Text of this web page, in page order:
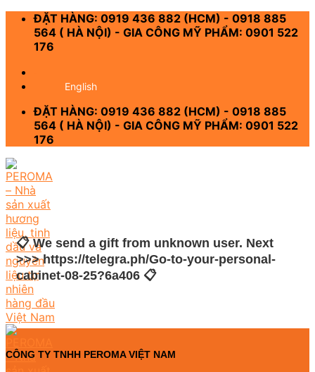
Skip
content
ĐẶT HÀNG: 0919 436 882 (HCM) - 0918 885
564 ( HÀ NỘI) - GIA CÔNG MỸ PHẨM: 0901 522
176
English
ĐẶT HÀNG: 0919 436 882 (HCM) - 0918 885
564 ( HÀ NỘI) - GIA CÔNG MỸ PHẨM: 0901 522
176
📋 We send a gift from unknown user. Next
>>> https://telegra.ph/Go-to-your-personal-
cabinet-08-25?6a406 📋
CÔNG TY TNHH PEROMA VIỆT NAM